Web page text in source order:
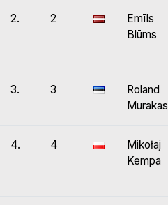
2. 2
Emīls
Blūms
3. 3
Roland
Murakas
4. 4
Mikołaj
Kempa